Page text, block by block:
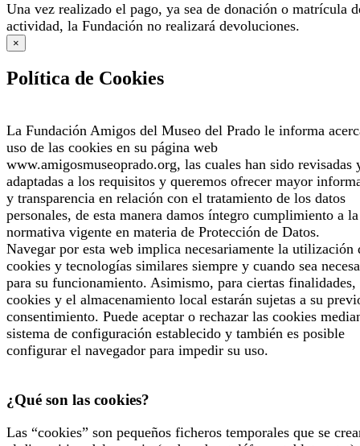
Una vez realizado el pago, ya sea de donación o matrícula
actividad, la Fundación no realizará devoluciones.
×
Política de Cookies
La Fundación Amigos del Museo del Prado le informa
uso de las cookies en su página web
www.amigosmuseoprado.org, las cuales han sido revisadas
adaptadas a los requisitos y queremos ofrecer mayor
y transparencia en relación con el tratamiento de los datos
personales, de esta manera damos íntegro cumplimiento a la
normativa vigente en materia de Protección de Datos.
Navegar por esta web implica necesariamente la utilización
cookies y tecnologías similares siempre y cuando sea
para su funcionamiento. Asimismo, para ciertas finalidades,
cookies y el almacenamiento local estarán sujetas a su
consentimiento. Puede aceptar o rechazar las cookies
sistema de configuración establecido y también es posible
configurar el navegador para impedir su uso.
¿Qué son las cookies?
Las “cookies” son pequeños ficheros temporales que se